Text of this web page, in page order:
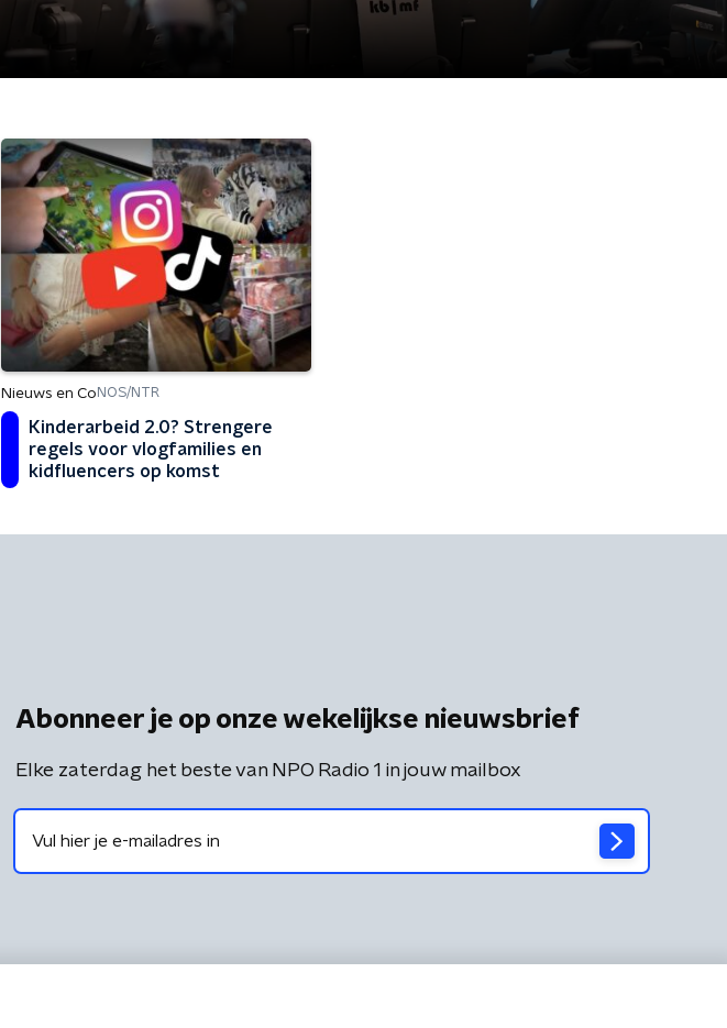
Nieuws en Co NOS/NTR
Kinderarbeid 2.0? Strengere
regels voor vlogfamilies en
kidfluencers op komst
Abonneer je op onze wekelijkse nieuwsbrief
Elke zaterdag het beste van NPO Radio 1 in jouw mailbox